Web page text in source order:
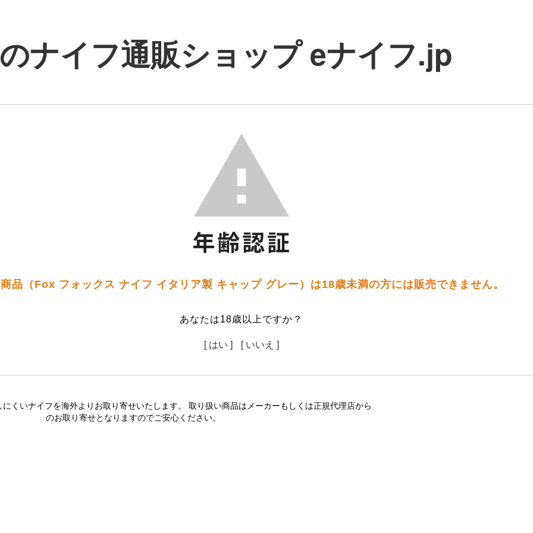
ナイフ通販ショップ eナイフ.jp
品（Fox フォックス ナイフ イタリア製 キャップ グレー）は18歳未満の方には販売できません。
あなたは18歳以上ですか？
[ はい ] [ いいえ ]
くいナイフを海外よりお取り寄せいたします。 取り扱い商品はメーカーもしくは正規代理店から
のお取り寄せとなりますのでご安心ください。